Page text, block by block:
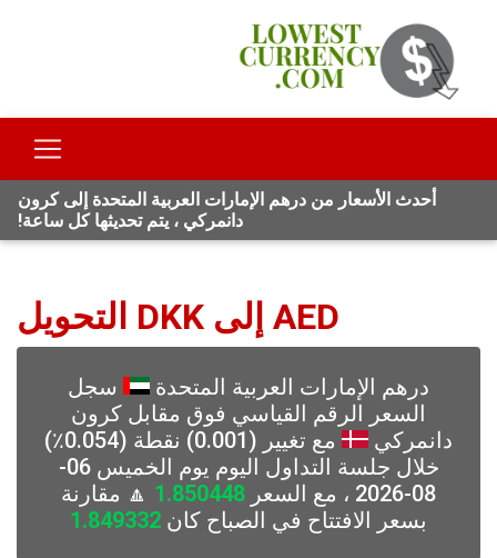
أحدث الأسعار من درهم الإمارات العربية المتحدة إلى كرون
دانمركي ، يتم تحديثها كل ساعة!
AED إلى DKK التحويل
درهم الإمارات العربية المتحدة
سجل
السعر الرقم القياسي فوق مقابل كرون
دانمركي
مع تغيير (0.001) نقطة (0.054٪)
خلال جلسة التداول اليوم يوم الخميس 06-
08-2026 ، مع السعر
1.850448 🔼 مقارنة
بسعر الافتتاح في الصباح كان 1.849332